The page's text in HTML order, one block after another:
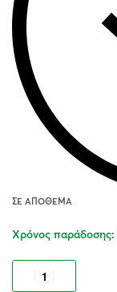
ΣΕ ΑΠΌΘΕΜΑ
Χρόνος παράδοσης: